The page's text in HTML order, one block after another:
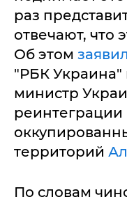
раз
отвечают, что
Об этом заявил
"РБК
министр
территорий
По словам